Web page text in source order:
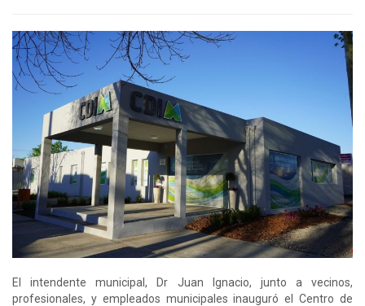
El intendente municipal, Dr Juan Ignacio, junto a vecinos,
profesionales, y empleados municipales inauguró el Centro de